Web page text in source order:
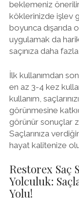
beklemeniz
köklerinizde işlev
boyunca dışarıda
uygulamak da
saçınıza daha
İlk kullanımdan
en az 3-4 kez
kullanım,
görünmesine
görünür sonuçlar
Saçlarınıza
hayat kalitenize
Restorex Saç
Yolculuk:
Yolu!